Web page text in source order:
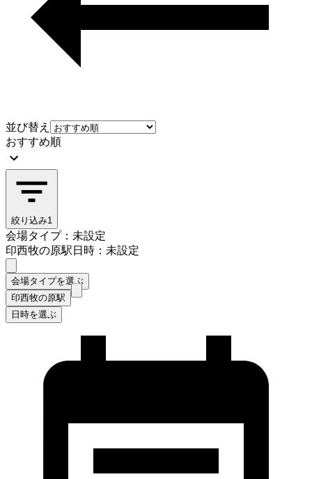
並び替え
おすすめ順
絞り込み1
会場タイプ：未設定
印西牧の原駅日時：未設定
会場タイプを選ぶ
印西牧の原駅
日時を選ぶ